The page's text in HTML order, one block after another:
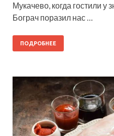
Мукачево, когда гостили у
Бограч поразил нас …
ПОДРОБНЕЕ